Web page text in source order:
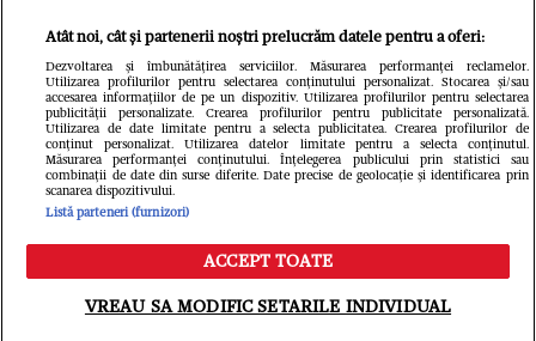
Un vecin instruit poate salva
o viață. Vezi despre ce e
vorba
Intră în
IKEA
Atât noi, cât și partenerii noștri prelucrăm datele pentru a oferi:
Dezvoltarea și îmbunătățirea serviciilor. Măsurarea performanței reclamelor.
Utilizarea profilurilor pentru selectarea conținutului personalizat. Stocarea și/sau
accesarea informațiilor de pe un dispozitiv. Utilizarea profilurilor pentru selectarea
publicității personalizate. Crearea profilurilor pentru publicitate personalizată.
Utilizarea de date limitate pentru a selecta publicitatea. Crearea profilurilor de
conținut personalizat. Utilizarea datelor limitate pentru a selecta conținutul.
Măsurarea performanței conținutului. Înțelegerea publicului prin statistici sau
combinații de date din surse diferite. Date precise de geolocație și identificarea prin
scanarea dispozitivului.
Listă parteneri (furnizori)
ACCEPT TOATE
VREAU SA MODIFIC SETARILE INDIVIDUAL